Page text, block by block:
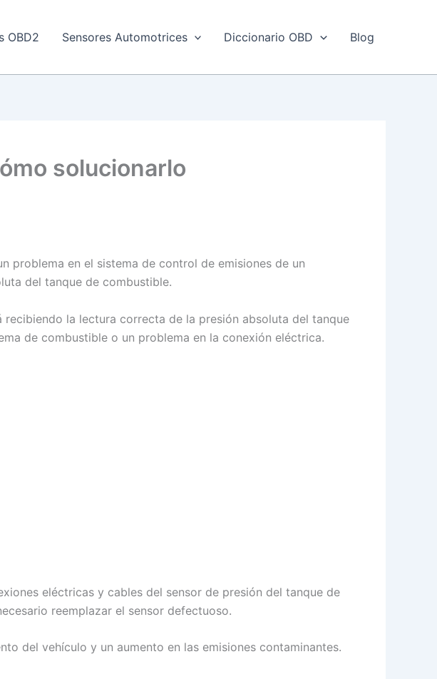
OBD2 Sensores Automotrices Diccionario OBD Blog
solucionarlo
problema en el sistema de control de emisiones de un
del tanque de combustible.
la lectura correcta de la presión absoluta del tanque
de combustible o un problema en la conexión eléctrica.
eléctricas y cables del sensor de presión del tanque de
reemplazar el sensor defectuoso.
del vehículo y un aumento en las emisiones contaminantes.